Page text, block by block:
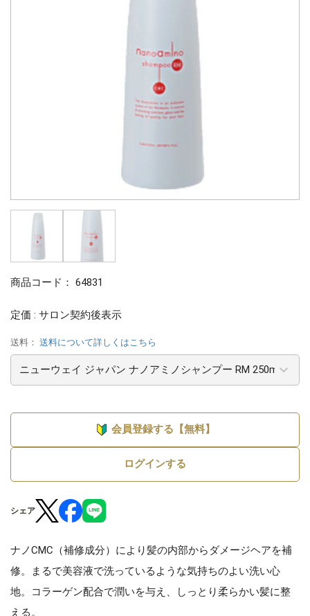
商品コード： 64831
定価 : サロン契約後表示
送料： 送料について詳しくはこちら
会員登録する【無料】
ログインする
シェア
ナノCMC（補修成分）により髪の内部からダメージヘアを補
修。まるで美容液で洗っているような気持ちのよい洗い心
地。コラーゲン配合で潤いを与え、しっとり柔らかい髪に整
える。